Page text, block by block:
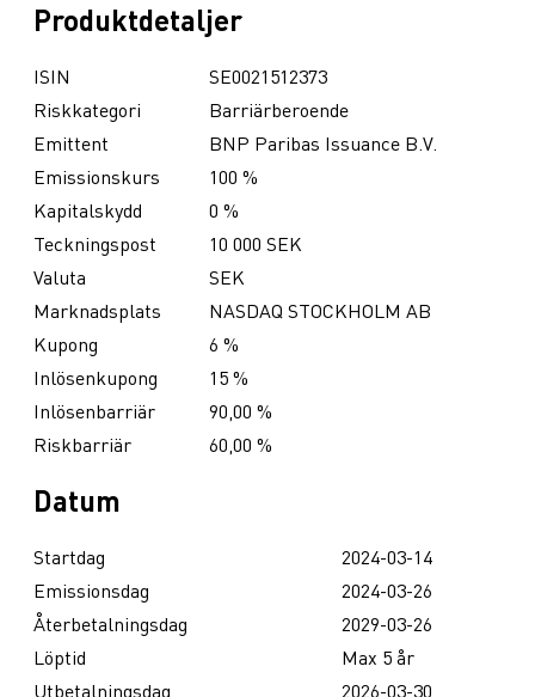
Produktdetaljer
ISIN
SE0021512373
Riskkategori
Barriärberoende
Emittent
BNP Paribas Issuance B.V.
Emissionskurs
100 %
Kapitalskydd
0 %
Teckningspost
10 000 SEK
Valuta
SEK
Marknadsplats
NASDAQ STOCKHOLM AB
Kupong
6 %
Inlösenkupong
15 %
Inlösenbarriär
90,00 %
Riskbarriär
60,00 %
Datum
Startdag
2024-03-14
Emissionsdag
2024-03-26
Återbetalningsdag
2029-03-26
Löptid
Max 5 år
Utbetalningsdag
2026-03-30